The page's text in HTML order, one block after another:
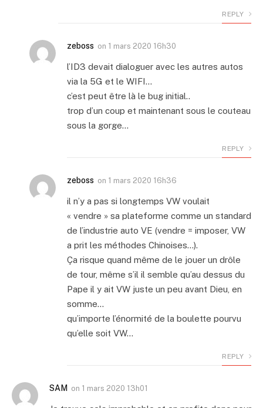
REPLY
zeboss on 1 mars 2020 16h30
l’ID3 devait dialoguer avec les autres autos
via la 5G et le WIFI…
c’est peut être là le bug initial..
trop d’un coup et maintenant sous le couteau
sous la gorge…
REPLY
zeboss on 1 mars 2020 16h36
il n’y a pas si longtemps VW voulait
« vendre » sa plateforme comme un standard
de l’industrie auto VE (vendre = imposer, VW
a prit les méthodes Chinoises…).
Ça risque quand même de le jouer un drôle
de tour, même s’il il semble qu’au dessus du
Pape il y ait VW juste un peu avant Dieu, en
somme…
qu’importe l’énormité de la boulette pourvu
qu’elle soit VW…
REPLY
SAM on 1 mars 2020 13h01